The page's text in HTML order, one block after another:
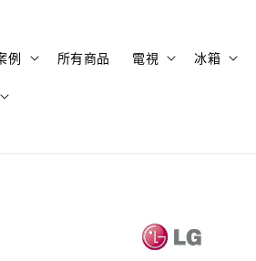
例 所有商品 電視 冰箱